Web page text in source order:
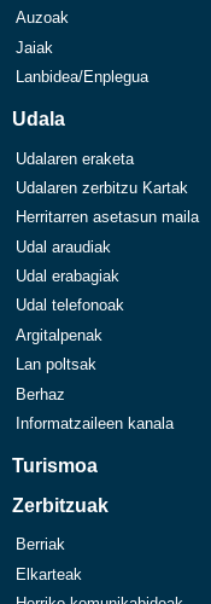
Auzoak
Jaiak
Lanbidea/Enplegua
Udala
Udalaren eraketa
Udalaren zerbitzu Kartak
Herritarren asetasun maila
Udal araudiak
Udal erabagiak
Udal telefonoak
Argitalpenak
Lan poltsak
Berhaz
Informatzaileen kanala
Turismoa
Zerbitzuak
Berriak
Elkarteak